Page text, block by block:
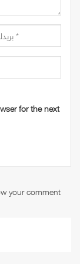
for the next
your comment